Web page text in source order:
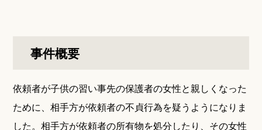
事件概要
依頼者が子供の習い事先の保護者の女性と親しくなった
ために、相手方が依頼者の不貞行為を疑うようになりま
した。相手方が依頼者の所有物を処分したり、その女性